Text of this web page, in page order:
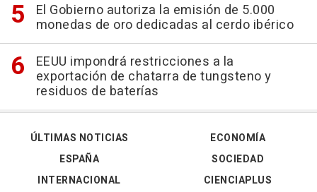
El Gobierno autoriza la emisión de 5.000
monedas de oro dedicadas al cerdo ibérico
EEUU impondrá restricciones a la
exportación de chatarra de tungsteno y
residuos de baterías
ÚLTIMAS NOTICIAS
ESPAÑA
INTERNACIONAL
ECONOMÍA
SOCIEDAD
CIENCIAPLUS